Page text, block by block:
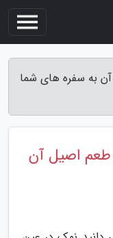
به سفره های شما
اصیل آن